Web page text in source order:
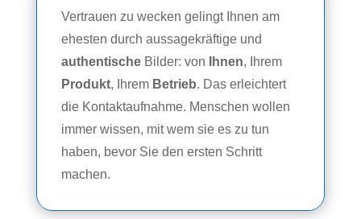
Vertrauen zu wecken gelingt Ihnen am
ehesten durch aussagekräftige und
authentischeBilder: von Ihnen, Ihrem
Produkt, Ihrem Betrieb. Das erleichtert
die Kontaktaufnahme. Menschen wollen
immer wissen, mit wem sie es zu tun
haben, bevor Sie den ersten Schritt
machen.